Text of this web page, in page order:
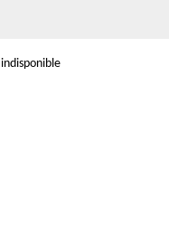
indisponible